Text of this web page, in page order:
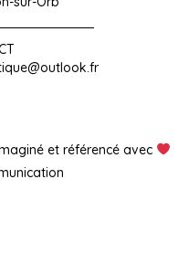
et référencé avec